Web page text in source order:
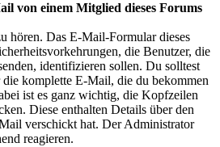
von einem Mitglied dieses Forums
hören. Das E-Mail-Formular dieses
die Benutzer, die
identifizieren sollen. Du solltest
komplette E-Mail, die du bekommen
ist es ganz wichtig, die Kopfzeilen
Diese enthalten Details über den
verschickt hat. Der Administrator
reagieren.